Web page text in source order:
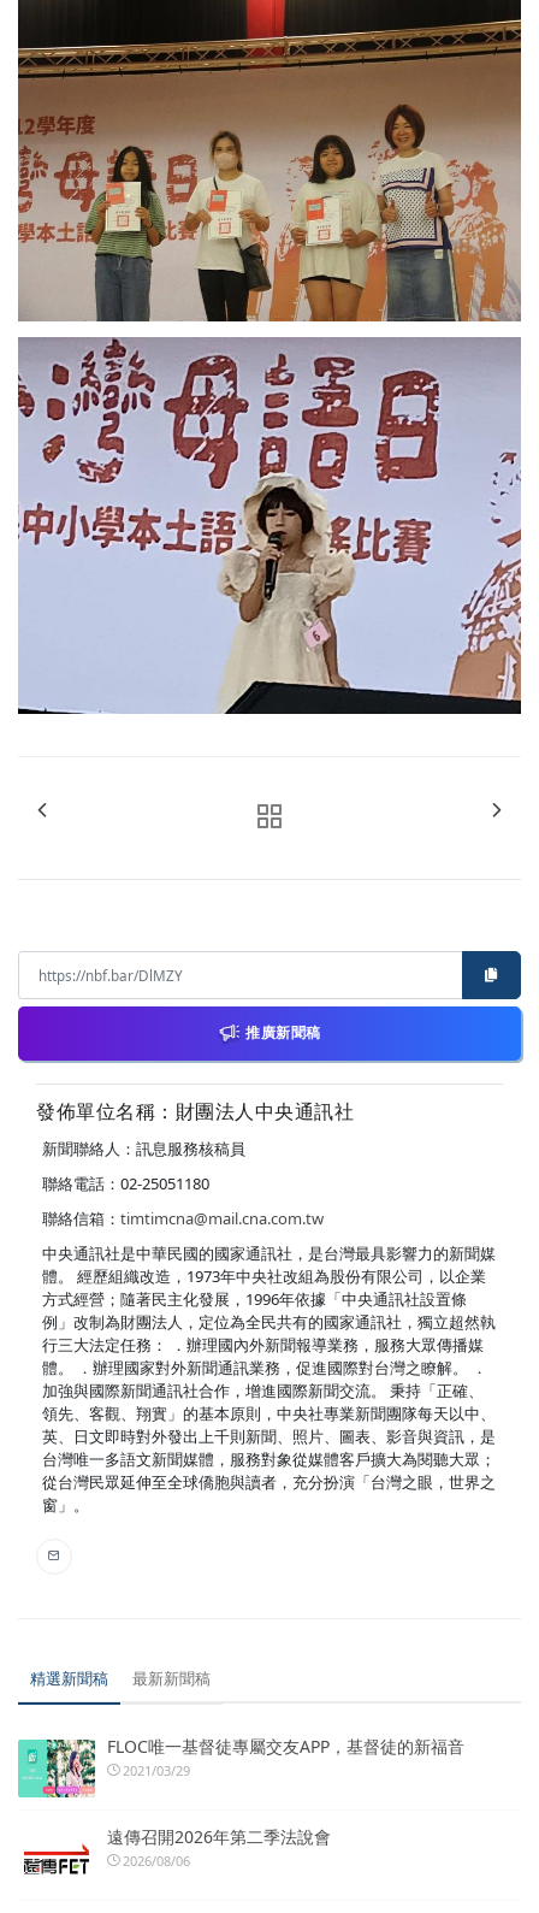
推廣新聞稿
發佈單位名稱：財團法人中央通訊社
新聞聯絡人：訊息服務核稿員
聯絡電話：02-25051180
聯絡信箱： timtimcna@mail.cna.com.tw
中央通訊社是中華民國的國家通訊社，是台灣最具影響力的新聞媒
體。 經歷組織改造，1973年中央社改組為股份有限公司，以企業
方式經營；隨著民主化發展，1996年依據「中央通訊社設置條
例」改制為財團法人，定位為全民共有的國家通訊社，獨立超然執
行三大法定任務： ．辦理國內外新聞報導業務，服務大眾傳播媒
體。 ．辦理國家對外新聞通訊業務，促進國際對台灣之瞭解。 ．
加強與國際新聞通訊社合作，增進國際新聞交流。 秉持「正確、
領先、客觀、翔實」的基本原則，中央社專業新聞團隊每天以中、
英、日文即時對外發出上千則新聞、照片、圖表、影音與資訊，是
台灣唯一多語文新聞媒體，服務對象從媒體客戶擴大為閱聽大眾；
從台灣民眾延伸至全球僑胞與讀者，充分扮演「台灣之眼，世界之
窗」。
精選新聞稿 最新新聞稿
FLOC唯一基督徒專屬交友APP，基督徒的新福音
2021/03/29
遠傳召開2026年第二季法說會
2026/08/06